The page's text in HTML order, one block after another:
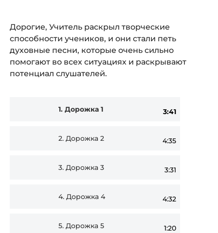
Дорогие, Учитель раскрыл творческие
способности учеников, и они стали петь
духовные песни, которые очень сильно
помогают во всех ситуациях и раскрывают
потенциал слушателей.
1. Дорожка 1 3:41
2. Дорожка 2 4:35
3. Дорожка 3 3:31
4. Дорожка 4 4:32
5. Дорожка 5 1:20